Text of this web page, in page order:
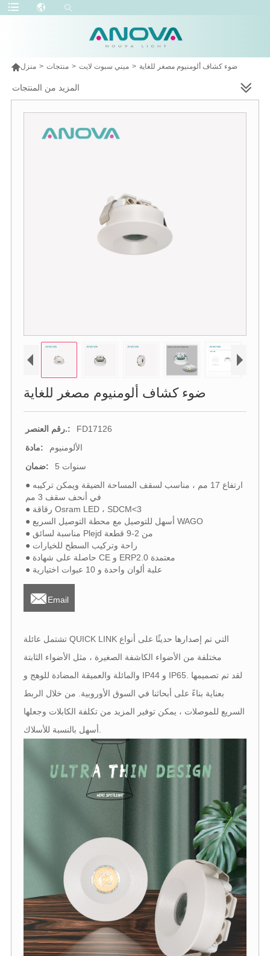
منزل > منتجات > ميني سبوت لايت > ضوء كشاف ألومنيوم مصغر للغاية
المزيد من المنتجات
ضوء كشاف ألومنيوم مصغر للغاية
رقم العنصر.:
FD17126
مادة:
الألومنيوم
ضمان:
5 سنوات
● ارتفاع 17 مم ، مناسب لسقف المساحة الضيقة ويمكن تركيبه
في أنحف سقف 3 مم
● رقاقة Osram LED ، SDCM<3
● أسهل للتوصيل مع محطة التوصيل السريع WAGO
● مناسبة لسائق Plejd من 2-9 قطعة
● راحة وتركيب السطح للخيارات
● حاصلة على شهادة CE و ERP2.0 معتمدة
● علبة ألوان واحدة و 10 عبوات اختيارية
Email
تشتمل عائلة QUICK LINK التي تم إصدارها حديثًا على أنواع
مختلفة من الأضواء الكاشفة الصغيرة ، مثل الأضواء الثابتة
والمائلة والعميقة المضادة للوهج و IP44 و IP65. لقد تم تصميمها
بعناية بناءً على أبحاثنا في السوق الأوروبية. من خلال الربط
السريع للموصلات ، يمكن توفير المزيد من تكلفة الكابلات وجعلها